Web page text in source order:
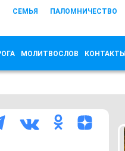
СЕМЬЯ ПАЛОМНИЧЕСТВО
МОЛИТВОСЛОВ КОНТАКТЫ